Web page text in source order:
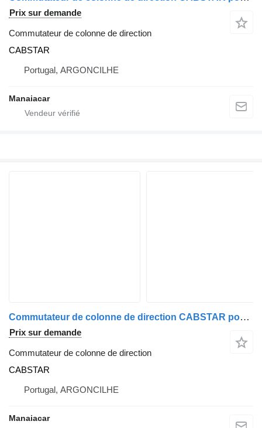
Prix sur demande
Commutateur de colonne de direction
CABSTAR
Portugal, ARGONCILHE
Manaiacar
Commutateur de colonne de direction CABSTAR pour camion Nissan CABSTAR (F24M, F24W) | 06 - 13
Prix sur demande
Commutateur de colonne de direction
CABSTAR
Portugal, ARGONCILHE
Manaiacar